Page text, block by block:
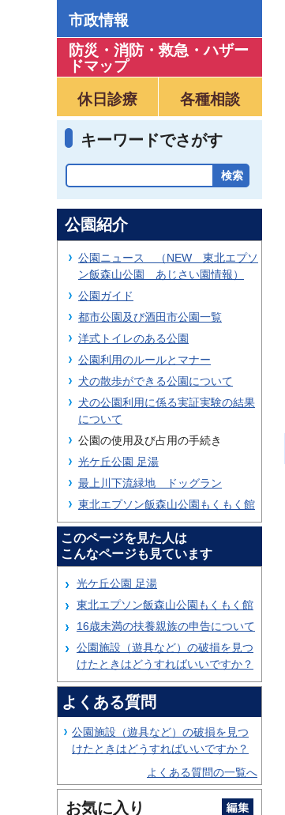
市政情報
防災・消防・救急 ・ハザー
ドマップ
休日診療
各種相談
キーワードでさがす
公園紹介
公園ニュース （NEW 東北エプソ
ン飯森山公園 あじさい園情報）
公園ガイド
都市公園及び酒田市公園一覧
洋式トイレのある公園
公園利用のルールとマナー
犬の散歩ができる公園について
犬の公園利用に係る実証実験の結果
について
公園の使用及び占用の手続き
光ケ丘公園 足湯
最上川下流緑地 ドッグラン
東北エプソン飯森山公園もくもく館
このページを見た人は
こんなページも見ています
光ケ丘公園 足湯
東北エプソン飯森山公園もくもく館
16歳未満の扶養親族の申告について
公園施設（遊具など）の破損を見つ
けたときはどうすればいいですか？
よくある質問
公園施設（遊具など）の破損を見つ
けたときはどうすればいいですか？
よくある質問の一覧へ
お気に入り